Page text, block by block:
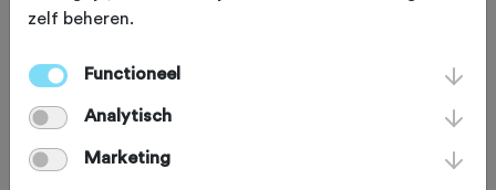
Wat vond je van deze toertocht?
zelf beheren.
Functioneel
Analytisch
Marketing